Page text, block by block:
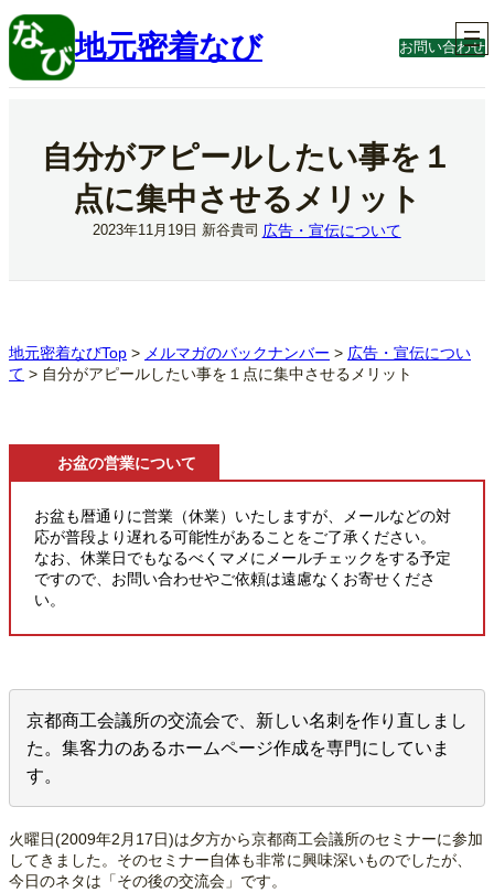
内
容
ス
地元密着なび お問い合わせ
自分がアピールしたい事を１
点に集中させるメリット
2023年11月19日 新谷貴司 広告・宣伝について
地元密着なびTop > メルマガのバックナンバー > 広告・宣伝につい
て > 自分がアピールしたい事を１点に集中させるメリット
お盆の営業について
お盆も暦通りに営業（休業）いたしますが、メールなどの対
応が普段より遅れる可能性があることをご了承ください。
なお、休業日でもなるべくマメにメールチェックをする予定
ですので、お問い合わせやご依頼は遠慮なくお寄せくださ
い。
京都商工会議所の交流会で、新しい名刺を作り直しまし
た。集客力のあるホームページ作成を専門にしていま
す。
火曜日(2009年2月17日)は夕方から京都商工会議所のセミナーに参加
してきました。そのセミナー自体も非常に興味深いものでしたが、
今日のネタは「その後の交流会」です。